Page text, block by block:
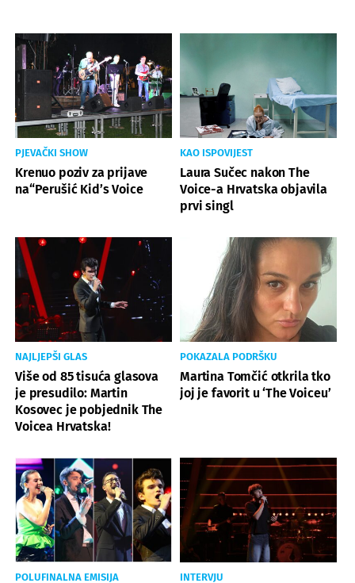
PJEVAČKI SHOW
Krenuo poziv za prijave
na“Perušić Kid’s Voice
KAO ISPOVIJEST
Laura Sučec nakon The
Voice-a Hrvatska objavila
prvi singl
NAJLJEPŠI GLAS
Više od 85 tisuća glasova
je presudilo: Martin
Kosovec je pobjednik The
Voicea Hrvatska!
POKAZALA PODRŠKU
Martina Tomčić otkrila tko
joj je favorit u ‘The Voiceu’
POLUFINALNA EMISIJA INTERVJU